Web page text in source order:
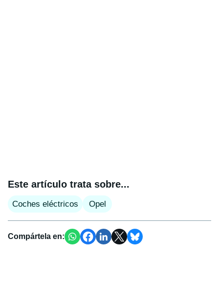
Este artículo trata sobre...
Coches eléctricos Opel
Compártela en: